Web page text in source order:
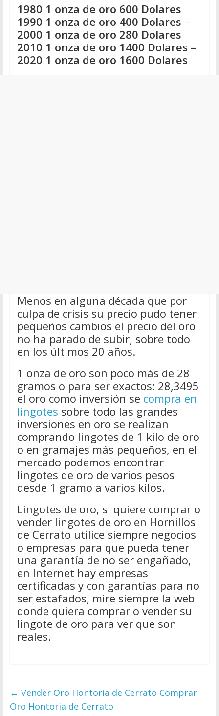
1980 1 onza de oro 600 Dolares
1990 1 onza de oro 400 Dolares –
2000 1 onza de oro 280 Dolares
2010 1 onza de oro 1400 Dolares –
2020 1 onza de oro 1600 Dolares
Menos en alguna década que por
culpa de crisis su precio pudo tener
pequeños cambios el precio del oro
no ha parado de subir, sobre todo
en los últimos 20 años.
1 onza de oro son poco más de 28
gramos o para ser exactos: 28,3495
el oro como inversión se compra en
lingotes sobre todo las grandes
inversiones en oro se realizan
comprando lingotes de 1 kilo de oro
o en gramajes más pequeños, en el
mercado podemos encontrar
lingotes de oro de varios pesos
desde 1 gramo a varios kilos.
Lingotes de oro, si quiere comprar o
vender lingotes de oro en Hornillos
de Cerrato utilice siempre negocios
o empresas para que pueda tener
una garantía de no ser engañado,
en Internet hay empresas
certificadas y con garantías para no
ser estafados, mire siempre la web
donde quiera comprar o vender su
lingote de oro para ver que son
reales.
← Vender Oro Hontoria de Cerrato Comprar
Oro Hontoria de Cerrato